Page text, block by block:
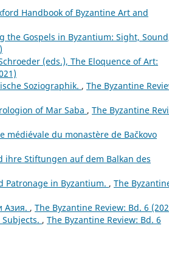
Handbook of Byzantine Art and
the Gospels in Byzantium: Sight,
(eds.), The Eloquence of Art:
Soziographik. , The Byzantine
of Mar Saba , The Byzantine
médiévale du monastère de Bačkovo
ihre Stiftungen auf dem Balkan des
Patronage in Byzantium. , The
Азия. , The Byzantine Review: Bd. 6
, The Byzantine Review: Bd. 6